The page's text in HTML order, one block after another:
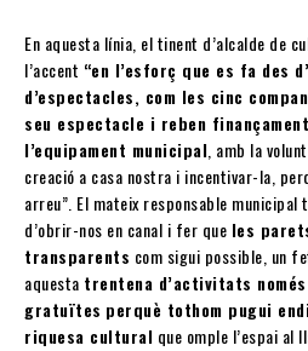
En aquesta línia, el tinent d’alcalde de
l’accent “en l’esforç que es fa des
d’espectacles, com les cinc
seu espectacle i reben
l’equipament municipal, amb la
creació a casa nostra i incentivar-la,
arreu”. El mateix responsable
d’obrir-nos en canal i fer que les
transparents com sigui possible, un
aquesta trentena d’activitats
gratuïtes perquè tothom pugui
riquesa cultural que omple l’espai al